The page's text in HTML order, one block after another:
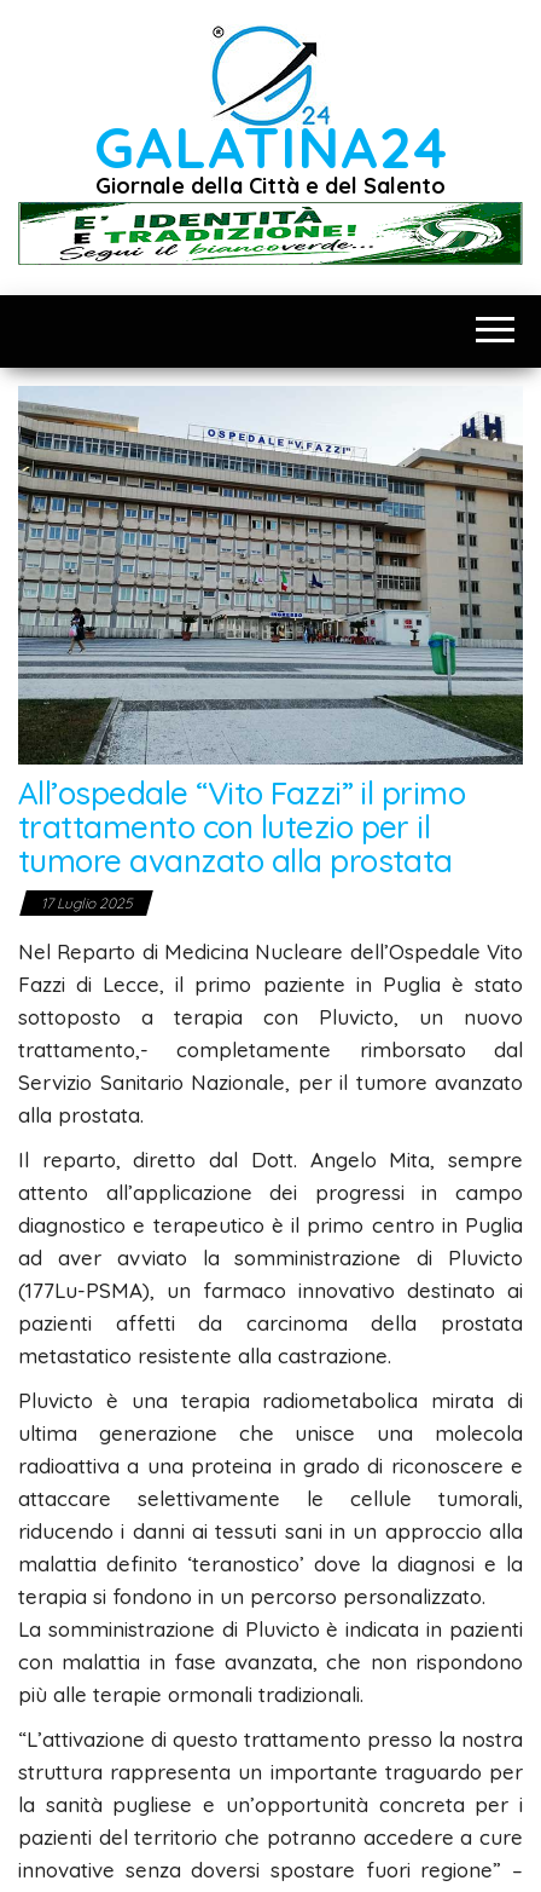
GALATINA24
Giornale della Città e del Salento
All’ospedale “Vito Fazzi” il primo
trattamento con lutezio per il
tumore avanzato alla prostata
17 Luglio 2025
Nel Reparto di Medicina Nucleare dell’Ospedale Vito
Fazzi di Lecce, il primo paziente in Puglia è stato
sottoposto a terapia con Pluvicto, un nuovo
trattamento,- completamente rimborsato dal
Servizio Sanitario Nazionale, per il tumore avanzato
alla prostata.
Il reparto, diretto dal Dott. Angelo Mita, sempre
attento all’applicazione dei progressi in campo
diagnostico e terapeutico è il primo centro in Puglia
ad aver avviato la somministrazione di Pluvicto
(177Lu-PSMA), un farmaco innovativo destinato ai
pazienti affetti da carcinoma della prostata
metastatico resistente alla castrazione.
Pluvicto è una terapia radiometabolica mirata di
ultima generazione che unisce una molecola
radioattiva a una proteina in grado di riconoscere e
attaccare selettivamente le cellule tumorali,
riducendo i danni ai tessuti sani in un approccio alla
malattia definito ‘teranostico’ dove la diagnosi e la
terapia si fondono in un percorso personalizzato.
La somministrazione di Pluvicto è indicata in pazienti
con malattia in fase avanzata, che non rispondono
più alle terapie ormonali tradizionali.
“L’attivazione di questo trattamento presso la nostra
struttura rappresenta un importante traguardo per
la sanità pugliese e un’opportunità concreta per i
pazienti del territorio che potranno accedere a cure
innovative senza doversi spostare fuori regione” –